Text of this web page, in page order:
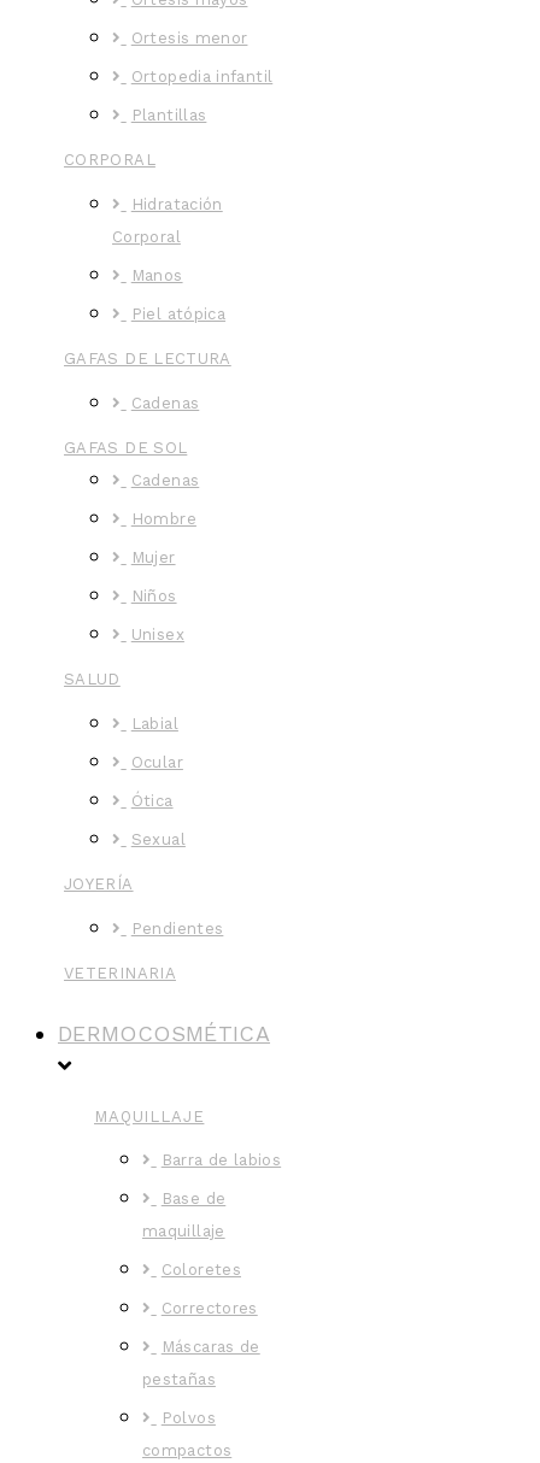
Ortesis menor
Ortopedia infantil
Plantillas
CORPORAL
Hidratación
Corporal
Manos
Piel atópica
GAFAS DE LECTURA
Cadenas
GAFAS DE SOL
Cadenas
Hombre
Mujer
Niños
Unisex
SALUD
Labial
Ocular
Ótica
Sexual
JOYERÍA
Pendientes
VETERINARIA
DERMOCOSMÉTICA
MAQUILLAJE
Barra de labios
Base de
maquillaje
Coloretes
Correctores
Máscaras de
pestañas
Polvos
compactos